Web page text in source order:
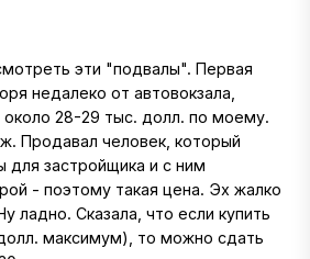
эти "подвалы". Первая
недалеко от автовокзала,
28-29 тыс. долл. по моему.
Продавал человек, который
для застройщика и с ним
- поэтому такая цена. Эх жалко
ладно. Сказала, что если купить
максимум), то можно сдать